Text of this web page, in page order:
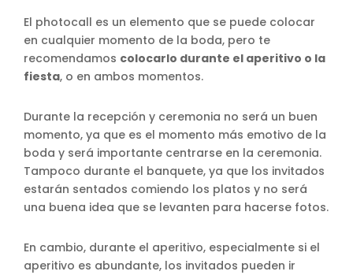
El photocall es un elemento que se puede colocar
en cualquier momento de la boda, pero te
recomendamos colocarlo durante el aperitivo o la
fiesta, o en ambos momentos.
Durante la recepción y ceremonia no será un buen
momento, ya que es el momento más emotivo de la
boda y será importante centrarse en la ceremonia.
Tampoco durante el banquete, ya que los invitados
estarán sentados comiendo los platos y no será
una buena idea que se levanten para hacerse fotos.
En cambio, durante el aperitivo, especialmente si el
aperitivo es abundante, los invitados pueden ir